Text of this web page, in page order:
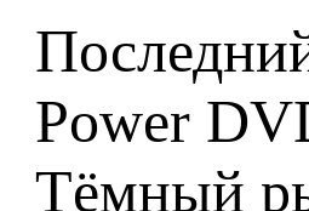
Power
Тёмный